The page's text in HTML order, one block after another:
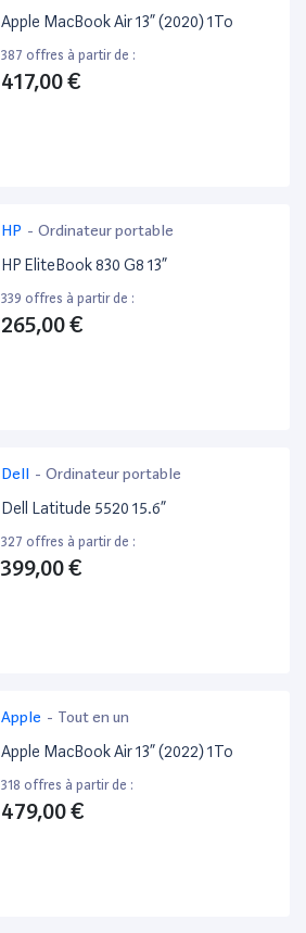
Apple MacBook Air 13” (2020) 1To
387 offres à partir de :
417,00 €
HP - Ordinateur portable
HP EliteBook 830 G8 13”
339 offres à partir de :
265,00 €
Dell - Ordinateur portable
Dell Latitude 5520 15.6”
327 offres à partir de :
399,00 €
Apple - Tout en un
Apple MacBook Air 13” (2022) 1To
318 offres à partir de :
479,00 €